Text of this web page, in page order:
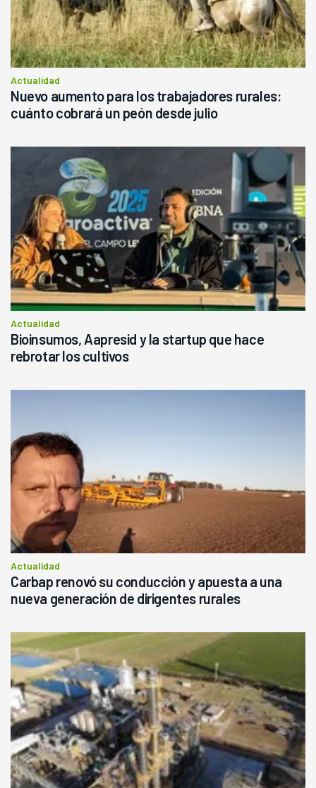
Actualidad
Nuevo aumento para los trabajadores rurales:
cuánto cobrará un peón desde julio
Actualidad
Bioinsumos, Aapresid y la startup que hace
rebrotar los cultivos
Actualidad
Carbap renovó su conducción y apuesta a una
nueva generación de dirigentes rurales